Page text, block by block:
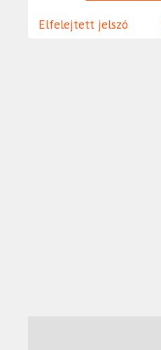
Elfelejtett jelszó